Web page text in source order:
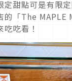
甜點可是有限
的「The MAPLE
吃看！